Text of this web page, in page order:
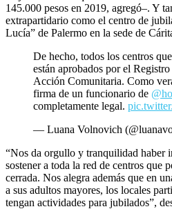
145.000 pesos en 2019, agregó–. Y
extrapartidario como el centro de
Lucía” de Palermo en la sede de
De hecho, todos los centros
están aprobados por el
Acción Comunitaria. Como
firma de un funcionario de
completamente legal.
— Luana Volnovich
“Nos da orgullo y tranquilidad haber
sostener a toda la red de centros que
cerrada. Nos alegra además que en
a sus adultos mayores, los locales
tengan actividades para jubilados”,